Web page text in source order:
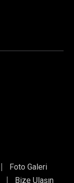
Foto Galeri
Bize Ulaşın